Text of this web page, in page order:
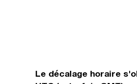
Le décalage horaire